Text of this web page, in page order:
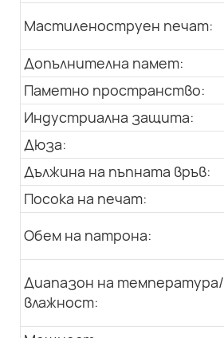
Мастиленоструен печат:
Допълнителна памет:
Паметно пространство:
Индустриална защита:
Дюза:
Дължина на пъпната връв:
Посока на печат:
Обем на патрона:
Диапазон на температура/
влажност: